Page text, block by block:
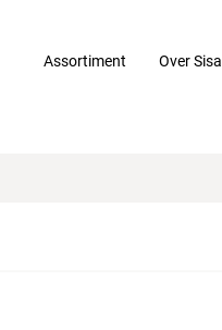
Assortiment Over Sisa